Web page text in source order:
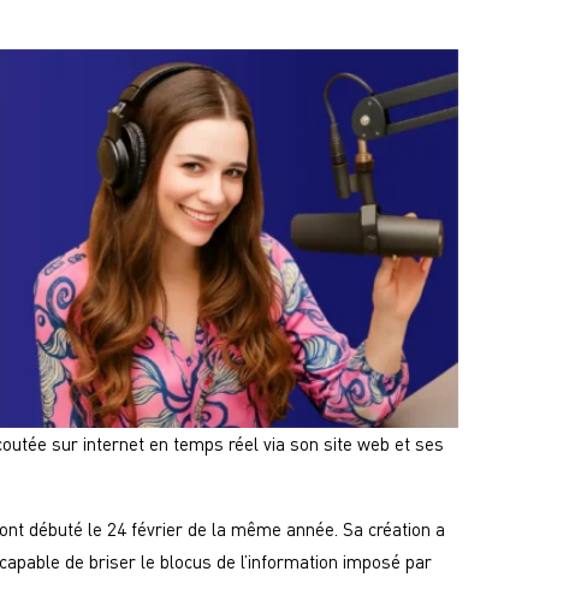
sur internet en temps réel via son site web et ses
débuté le 24 février de la même année. Sa création a
de briser le blocus de l’information imposé par